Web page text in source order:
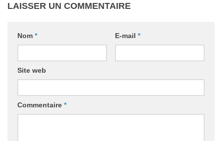
LAISSER UN COMMENTAIRE
Nom * E-mail *
Site web
Commentaire *